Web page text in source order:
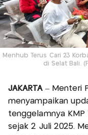
Menhub Terus Cari 23
di Selat Bali.
JAKARTA– Menteri
menyampaikan
tenggelamnya KMP
sejak 2 Juli 2025.